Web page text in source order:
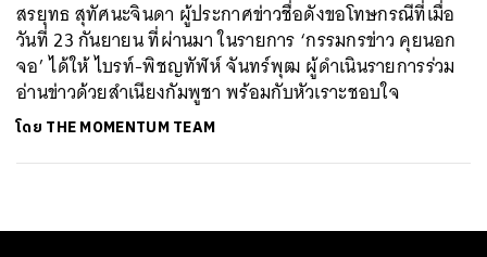
สรยุทธ สุทัศนะจินดา ผู้ประกาศข่าวชื่อดังขอโทษกรณีที่เมื่อ
วันที่ 23 กันยายน ที่ผ่านมา ในรายการ ‘กรรมกรข่าว คุยนอก
จอ’ ได้ให้ ไบรท์-พิชญทัฬห์ จันทร์พุฒ ผู้ดำเนินรายการร่วม
อ่านข่าวด้วยสำเนียงกัมพูชา พร้อมกับหัวเราะชอบใจ
โดย THE MOMENTUM TEAM